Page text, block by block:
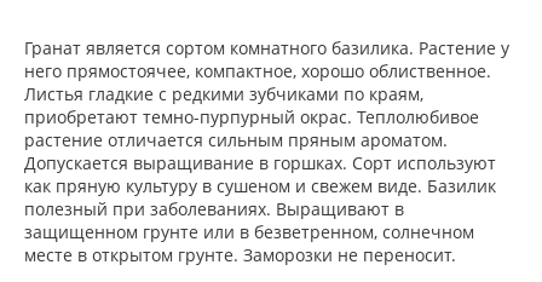
Гранат является сортом комнатного базилика. Растение у
него прямостоячее, компактное, хорошо облиственное.
Листья гладкие с редкими зубчиками по краям,
приобретают темно-пурпурный окрас. Теплолюбивое
растение отличается сильным пряным ароматом.
Допускается выращивание в горшках. Сорт используют
как пряную культуру в сушеном и свежем виде. Базилик
полезный при заболеваниях. Выращивают в
защищенном грунте или в безветренном, солнечном
месте в открытом грунте. Заморозки не переносит.